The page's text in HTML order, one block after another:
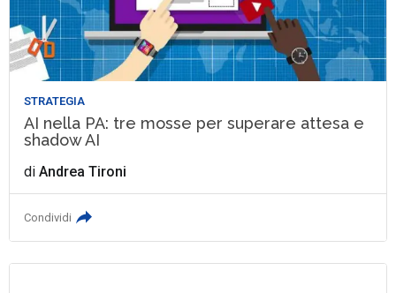
STRATEGIA
AI nella PA: tre mosse per superare attesa e
shadow AI
diAndrea Tironi
Condividi